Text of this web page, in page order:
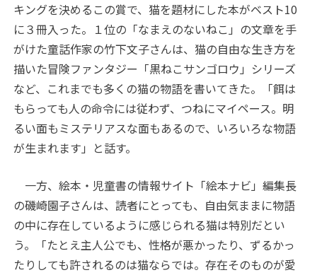
キングを決めるこの賞で、猫を題材にした本がベスト10
に３冊入った。１位の「なまえのないねこ」の文章を手
がけた童話作家の竹下文子さんは、猫の自由な生き方を
描いた冒険ファンタジー「黒ねこサンゴロウ」シリーズ
など、これまでも多くの猫の物語を書いてきた。「餌は
もらっても人の命令には従わず、つねにマイペース。明
るい面もミステリアスな面もあるので、いろいろな物語
が生まれます」と話す。
一方、絵本・児童書の情報サイト「絵本ナビ」編集長
の磯崎園子さんは、読者にとっても、自由気ままに物語
の中に存在しているように感じられる猫は特別だとい
う。「たとえ主人公でも、性格が悪かったり、ずるかっ
たりしても許されるのは猫ならでは。存在そのものが愛